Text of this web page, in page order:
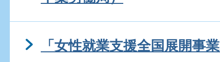
「女性就業支援全国展開事